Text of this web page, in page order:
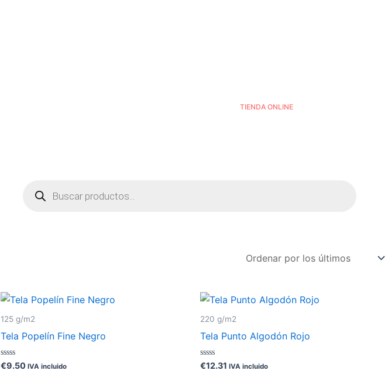
TIENDA ONLINE
productos
125 g/m2
Tela Popelín Fine Negro
Valorado
€9.50 IVA incluido
220 g/m2
Tela Punto Algodón Rojo
Valorado
€12.31 IVA incluido